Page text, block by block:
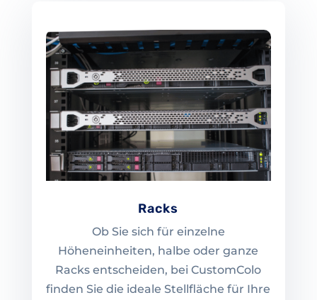
Racks
Ob Sie sich für einzelne
Höheneinheiten, halbe oder ganze
Racks entscheiden, bei CustomColo
finden Sie die ideale Stellfläche für Ihre